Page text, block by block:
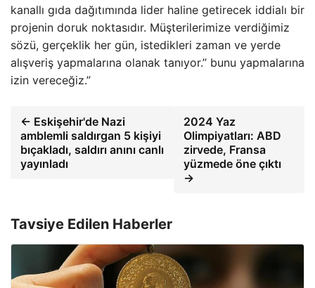
kanallı gıda dağıtımında lider haline getirecek iddialı bir
projenin doruk noktasıdır. Müşterilerimize verdiğimiz
sözü, gerçeklik her gün, istedikleri zaman ve yerde
alışveriş yapmalarına olanak tanıyor.” bunu yapmalarına
izin vereceğiz.”
← Eskişehir'de Nazi
amblemli saldırgan 5 kişiyi
bıçakladı, saldırı anını canlı
yayınladı
2024 Yaz
Olimpiyatları: ABD
zirvede, Fransa
yüzmede öne çıktı
→
Tavsiye Edilen Haberler